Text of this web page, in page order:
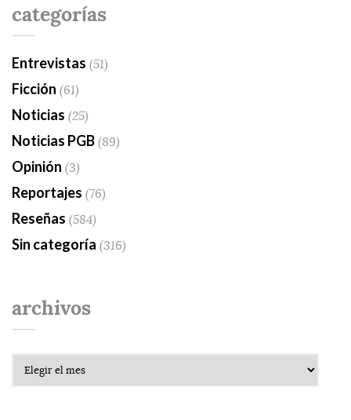
categorías
Entrevistas (51)
Ficción (61)
Noticias (25)
Noticias PGB(89)
Opinión (3)
Reportajes (76)
Reseñas (584)
Sin categoría (316)
archivos